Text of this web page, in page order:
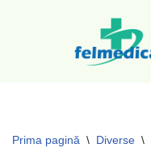
Prima pagină \ Diverse \